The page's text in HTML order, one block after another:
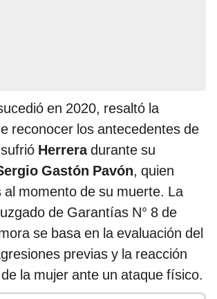
en 2020, resaltó la
reconocer los antecedentes de
Herreradurante su
Gastón Pavón, quien
momento de su muerte. La
de Garantías N° 8 de
se basa en la evaluación del
previas y la reacción
la mujer ante un ataque físico.